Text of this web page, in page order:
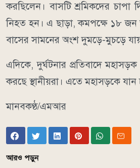
করছিলেন। বাসটি শ্রমিকদের চাপা
নিহত হন। এ ছাড়া, কমপক্ষে ১৮
বাসের সামনের অংশ দুমড়ে-মুচড়ে
এদিকে, দুর্ঘটনার প্রতিবাদে
করছে স্থানীয়রা। এতে মহাসড়কে যান
মানবকণ্ঠ/এমআর
আরও পড়ুন